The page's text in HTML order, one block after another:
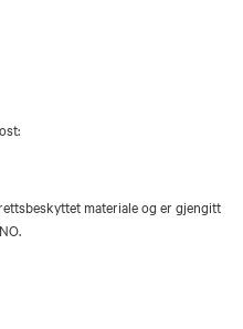
materiale og er gjengitt